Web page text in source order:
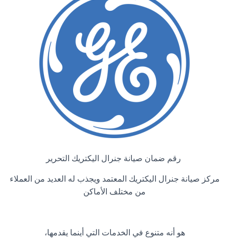
رقم ضمان صيانة جنرال اليكتريك التحرير
مركز صيانة جنرال اليكتريك المعتمد ويجذب له العديد من العملاء
من مختلف الأماكن
هو أنه متنوع في الخدمات التي أينما يقدمها،